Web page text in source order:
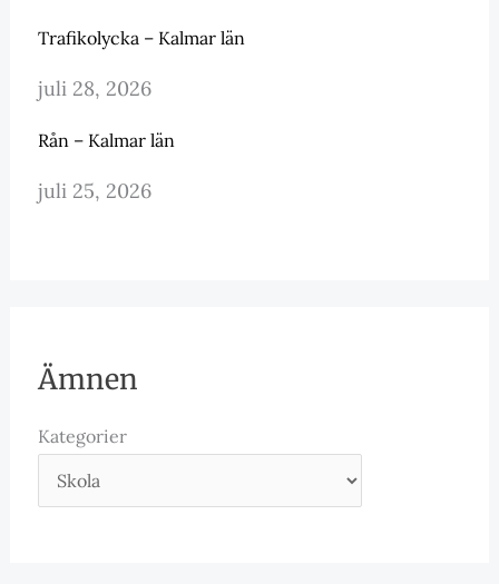
Trafikolycka – Kalmar län
juli 28, 2026
Rån – Kalmar län
juli 25, 2026
Ämnen
Kategorier